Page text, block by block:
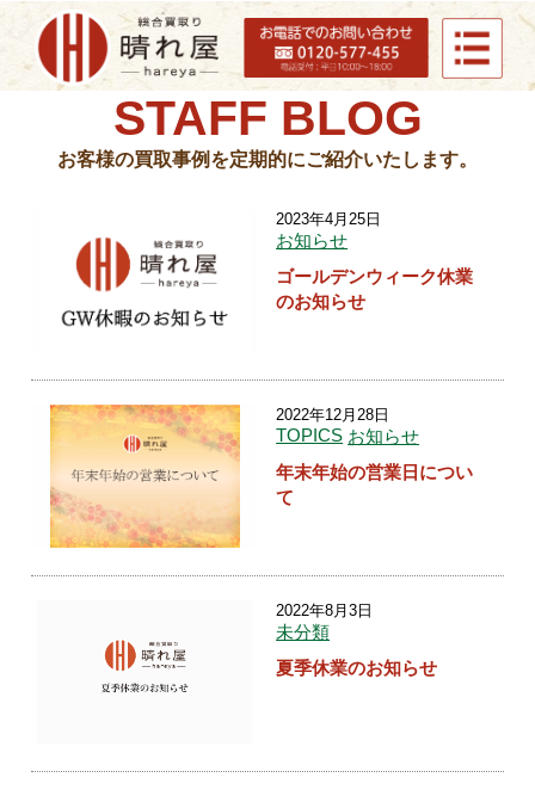
STAFF BLOG
お客様の買取事例を定期的にご紹介いたします。
2023年4月25日
お知らせ
ゴールデンウィーク休業
のお知らせ
2022年12月28日
TOPICS お知らせ
年末年始の営業日につい
て
2022年8月3日
未分類
夏季休業のお知らせ